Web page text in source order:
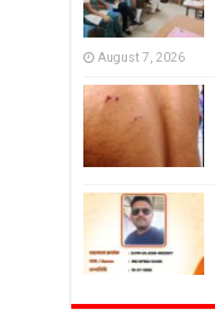
August 7, 2026